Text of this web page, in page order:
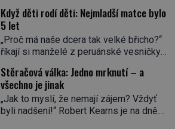
jedním z nejstarších knírů musíme až do
starověkého Egypta. Najdeme ho na
soše egyptského prince Rahotepa, jenž
žil ve 26. století před naším
letopočtem! Není to ale něco obvyklého,
proto právě obyvatelé ze stínu pyramid
dbají na hygienu a kompletně holí […]
Když děti rodí děti: Nejmladší matce bylo
5 let
„Proč má naše dcera tak velké břicho?“
říkají si manželé z peruánské vesničky
nemocnice. Nemá ale v břiše nádor, jak
se obávali, ale sedmiměsíční plod! Ve
věku 5 let, 7 měsíců a 21 dnů porodí
Lina Medina (*1933) císařským řezem
Stěračová válka: Jedno mrknutí – a
všechno je jinak
„Jak to myslí, že nemají zájem? Vždyť
byli nadšení!“ Robert Kearns je na dně.